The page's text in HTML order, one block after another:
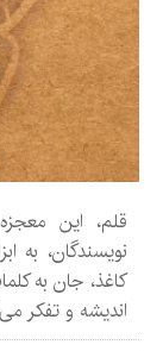
قلم، این
نویسندگان، به
کاغذ، جان به
اندیشه و تفکر